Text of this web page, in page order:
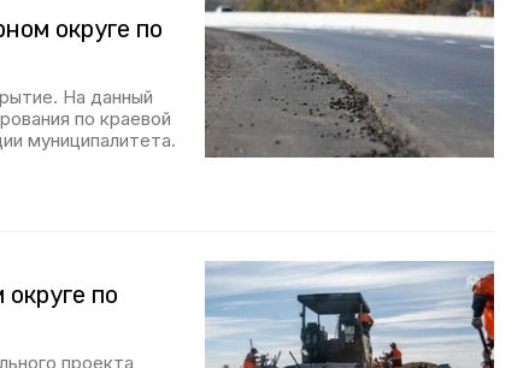
округе по
На данный
по краевой
муниципалитета.
по
проекта